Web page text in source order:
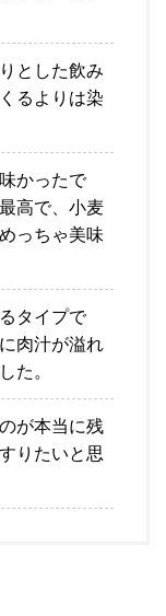
とした飲み
るよりは染
かったで
高で、小麦
っちゃ美味
タイプで
肉汁が溢れ
た。
が本当に残
りたいと思